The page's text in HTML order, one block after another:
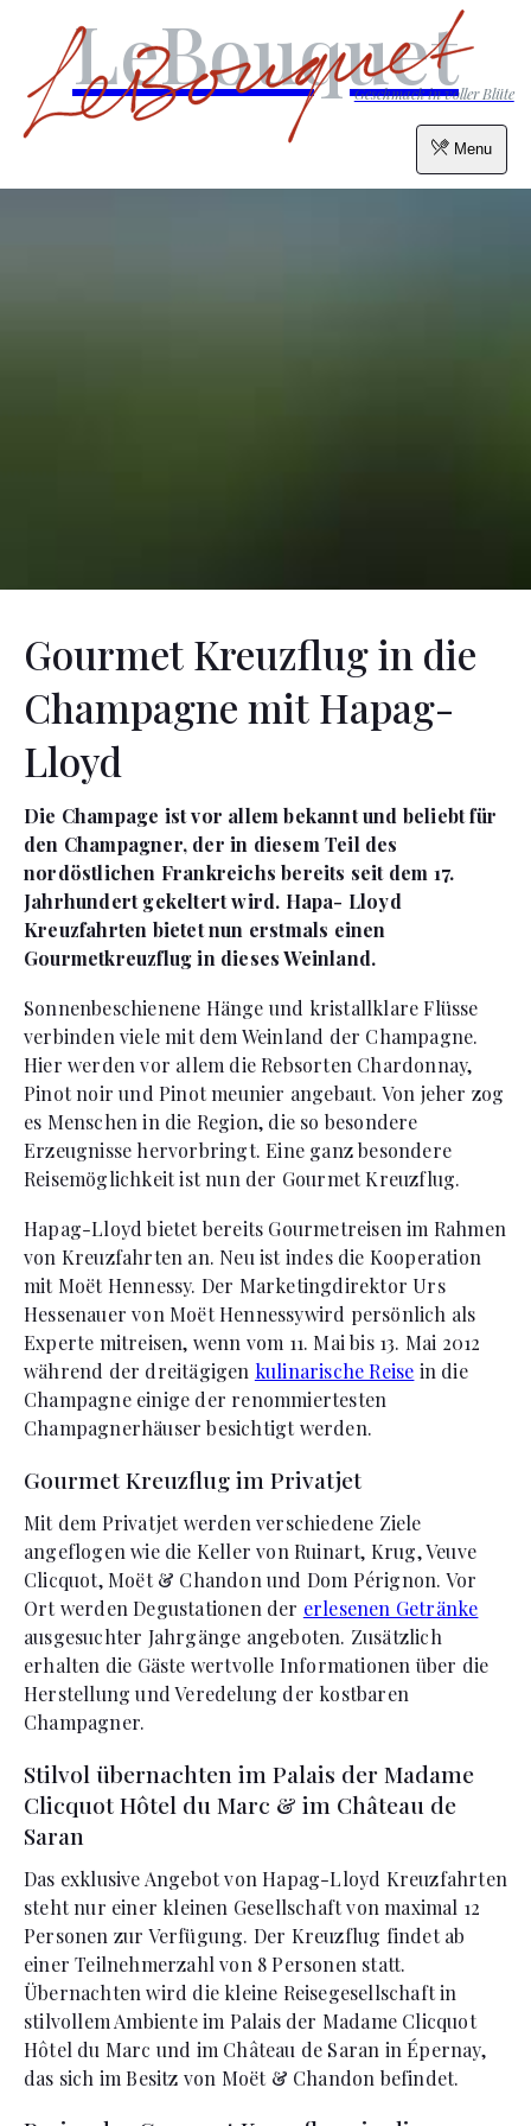
Menu
LeBouquet
Geschmack in voller Blüte
Gourmet Kreuzflug in die
Champagne mit Hapag-
Lloyd
Die Champage ist vor allem bekannt und beliebt für
den Champagner, der in diesem Teil des
nordöstlichen Frankreichs bereits seit dem 17.
Jahrhundert gekeltert wird. Hapa- Lloyd
Kreuzfahrten bietet nun erstmals einen
Gourmetkreuzflug in dieses Weinland.
Sonnenbeschienene Hänge und kristallklare Flüsse
verbinden viele mit dem Weinland der Champagne.
Hier werden vor allem die Rebsorten Chardonnay,
Pinot noir und Pinot meunier angebaut. Von jeher zog
es Menschen in die Region, die so besondere
Erzeugnisse hervorbringt. Eine ganz besondere
Reisemöglichkeit ist nun der Gourmet Kreuzflug.
Hapag-Lloyd bietet bereits Gourmetreisen im Rahmen
von Kreuzfahrten an. Neu ist indes die Kooperation
mit Moët Hennessy. Der Marketingdirektor Urs
Hessenauer von Moët Hennessywird persönlich als
Experte mitreisen, wenn vom 11. Mai bis 13. Mai 2012
während der dreitägigen kulinarische Reise in die
Champagne einige der renommiertesten
Champagnerhäuser besichtigt werden.
Gourmet Kreuzflug im Privatjet
Mit dem Privatjet werden verschiedene Ziele
angeflogen wie die Keller von Ruinart, Krug, Veuve
Clicquot, Moët & Chandon und Dom Pérignon. Vor
Ort werden Degustationen der erlesenen Getränke
ausgesuchter Jahrgänge angeboten. Zusätzlich
erhalten die Gäste wertvolle Informationen über die
Herstellung und Veredelung der kostbaren
Champagner.
Stilvol übernachten im Palais der Madame
Clicquot Hôtel du Marc & im Château de
Saran
Das exklusive Angebot von Hapag-Lloyd Kreuzfahrten
steht nur einer kleinen Gesellschaft von maximal 12
Personen zur Verfügung. Der Kreuzflug findet ab
einer Teilnehmerzahl von 8 Personen statt.
Übernachten wird die kleine Reisegesellschaft in
stilvollem Ambiente im Palais der Madame Clicquot
Hôtel du Marc und im Château de Saran in Épernay,
das sich im Besitz von Moët & Chandon befindet.